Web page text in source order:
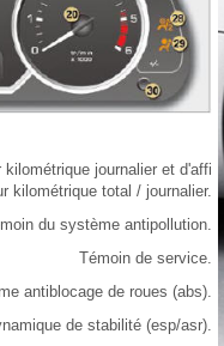
journalier et d'affi
kilométrique total / journalier.
du système antipollution.
Témoin de service.
antiblocage de roues (abs).
de stabilité (esp/asr).